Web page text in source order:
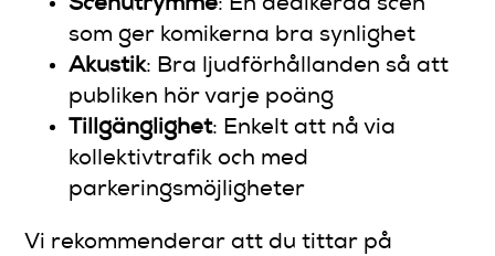
Scenutrymme: En dedikerad scen
som ger komikerna bra synlighet
Akustik: Bra ljudförhållanden så att
publiken hör varje poäng
Tillgänglighet: Enkelt att nå via
kollektivtrafik och med
parkeringsmöjligheter
Vi rekommenderar att du tittar på